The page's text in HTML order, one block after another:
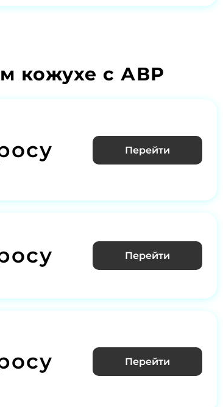
кожухе с АВР
Перейти
Перейти
Перейти